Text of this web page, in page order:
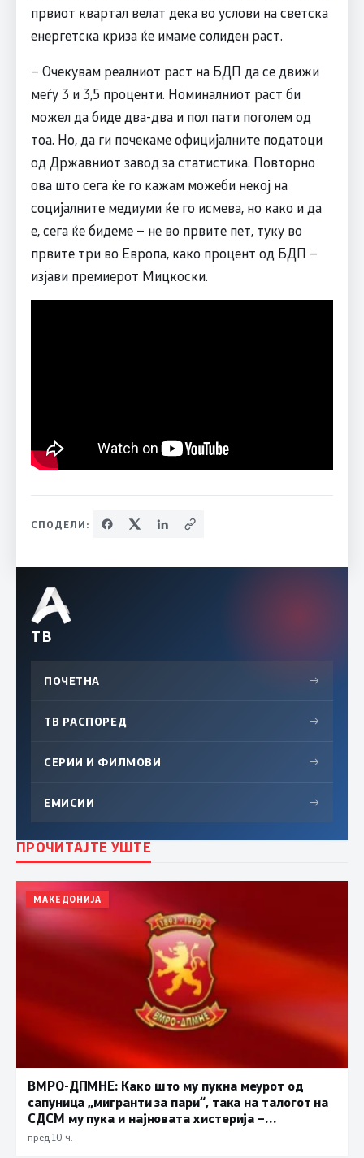
првиот квартал велат дека во услови на светска
енергетска криза ќе имаме солиден раст.
– Очекувам реалниот раст на БДП да се движи
меѓу 3 и 3,5 проценти. Номиналниот раст би
можел да биде два-два и пол пати поголем од
тоа. Но, да ги почекаме официјалните податоци
од Државниот завод за статистика. Повторно
ова што сега ќе го кажам можеби некој на
социјалните медиуми ќе го исмева, но како и да
е, сега ќе бидеме – не во првите пет, туку во
првите три во Европа, како процент од БДП –
изјави премиерот Мицкоски.
СПОДЕЛИ:
ТВ
ПОЧЕТНА →
ТВ РАСПОРЕД →
СЕРИИ И ФИЛМОВИ →
ЕМИСИИ →
ПРОЧИТАЈТЕ УШТЕ
МАКЕДОНИЈА
ВМРО-ДПМНЕ: Како што му пукна меурот од
сапуница „мигранти за пари“, така на талогот на
СДСМ му пука и најновата хистерија –
прифаќање на француски предлог
пред 10 ч.